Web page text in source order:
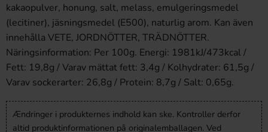
kakaopulver, honung, salt, melass, emulgeringsmedel
(lecitiner), jäsningsmedel (E500), naturlig arom. Kan även
innehålla VETE, JORDNÖTTER, TRÄDNÖTTER.
Näringsinformation: Per 100g. Energi: 1981kJ/473kcal /
Fett: 19,8g / Varav mättat fett: 3,4g / Kolhydrater: 61,5g /
Varav sockerarter: 26,8g / Protein: 8,7g / Salt: 0,65g.
Ændringer i produkternes indhold kan ske. Kontroller derfor
altid produktinformationen på originalemballagen. Ved